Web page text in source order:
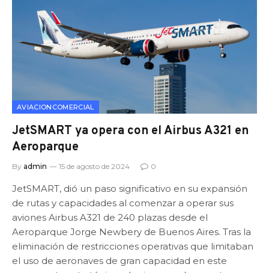
AVIACIONCOMERCIAL
JetSMART ya opera con el Airbus A321 en
Aeroparque
By admin 15 de agosto de 2024 0
JetSMART, dió un paso significativo en su expansión
de rutas y capacidades al comenzar a operar sus
aviones Airbus A321 de 240 plazas desde el
Aeroparque Jorge Newbery de Buenos Aires. Tras la
eliminación de restricciones operativas que limitaban
el uso de aeronaves de gran capacidad en este